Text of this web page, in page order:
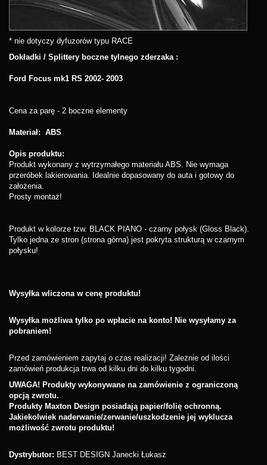
* nie dotyczy dyfuzorów typu RACE
Dokładki / Splittery boczne tylnego zderzaka :
Ford Focus mk1 RS 2002- 2003
Cena za parę - 2 boczne elementy
Materiał: ABS
Opis produktu:
Produkt wykonany z wytrzymałego materiału ABS. Nie wymaga
przeróbek lakierowania. Idealnie dopasowany do auta i gotowy do
założenia.
Prosty montaż!
Produkt w kolorze tzw. BLACK PIANO - czarny połysk (Gloss Black).
Tylko jedna ze stron (strona górna) jest pokryta strukturą w czarnym
połysku!
Wysyłka wliczona w cenę produktu!
Wysyłka możliwa tylko po wpłacie na konto! Nie wysyłamy za
pobraniem!
Przed zamówieniem zapytaj o czas realizacji! Zależnie od ilości
zamówień produkcja trwa od kilku dni do kilku tygodni.
UWAGA! Produkty wykonywane na zamówienie z ograniczoną
opcją zwrotu.
Produkty Maxton Design posiadają papier/folię ochronną.
Jakiekolwiek naderwanie/zerwanie/uszkodzenie jej wyklucza
możliwość zwrotu produktu!
Dystrybutor: BEST DESIGN Janecki Łukasz